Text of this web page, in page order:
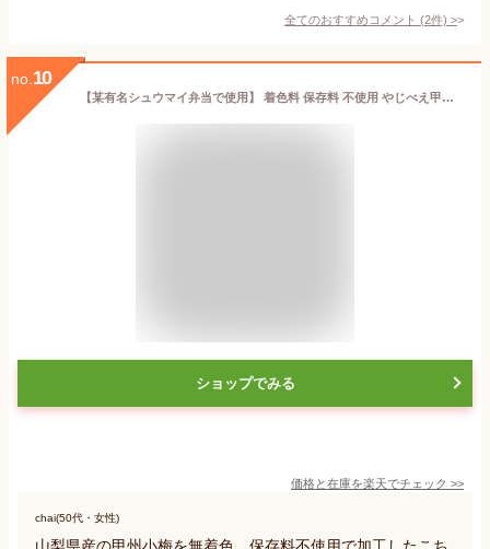
全てのおすすめコメント (2件) >
no. 10
【某有名シュウマイ弁当で使用】 着色料 保存料 不使用 やじべえ甲州小梅 500g 無着色 山梨県産 国産カリカリ梅 梅干し 小梅 国産 甲州小梅 カリカリ梅 保存料無添加 かりかり梅 カリカリうめ かりかりうめ うめ カリカリ小梅 小うめ 業務用 おやつ お弁当 食卓 梅しば小梅
ショップでみる
価格と在庫を楽天でチェック >>
chai(50代・女性)